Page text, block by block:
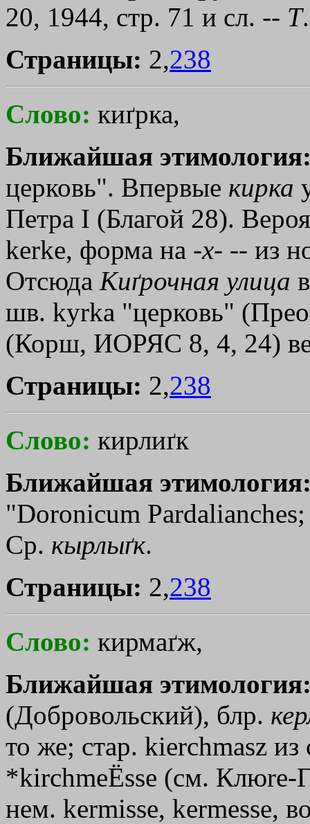
20, 1944, стр. 71 и сл. -- Т
Страницы: 2,238
Слово: киґрка,
Ближайшая
церковь". Впервые кирка
Петра I (Благой 28).
kerke, форма на -х- -- из
Отсюда Киґрочная улица
шв. kyrka "церковь"
(Корш, ИОРЯС 8, 4, 24)
Страницы: 2,238
Слово: кирлиґк
Ближайшая
"Doronicum
Ср. кырлыґк.
Страницы: 2,238
Слово: кирмаґж,
Ближайшая
(Добровольский), блр.
то же; стар. kierchmasz
*kirchmeЁsse (см. Клюrе-
нем. kermisse, kermesse,